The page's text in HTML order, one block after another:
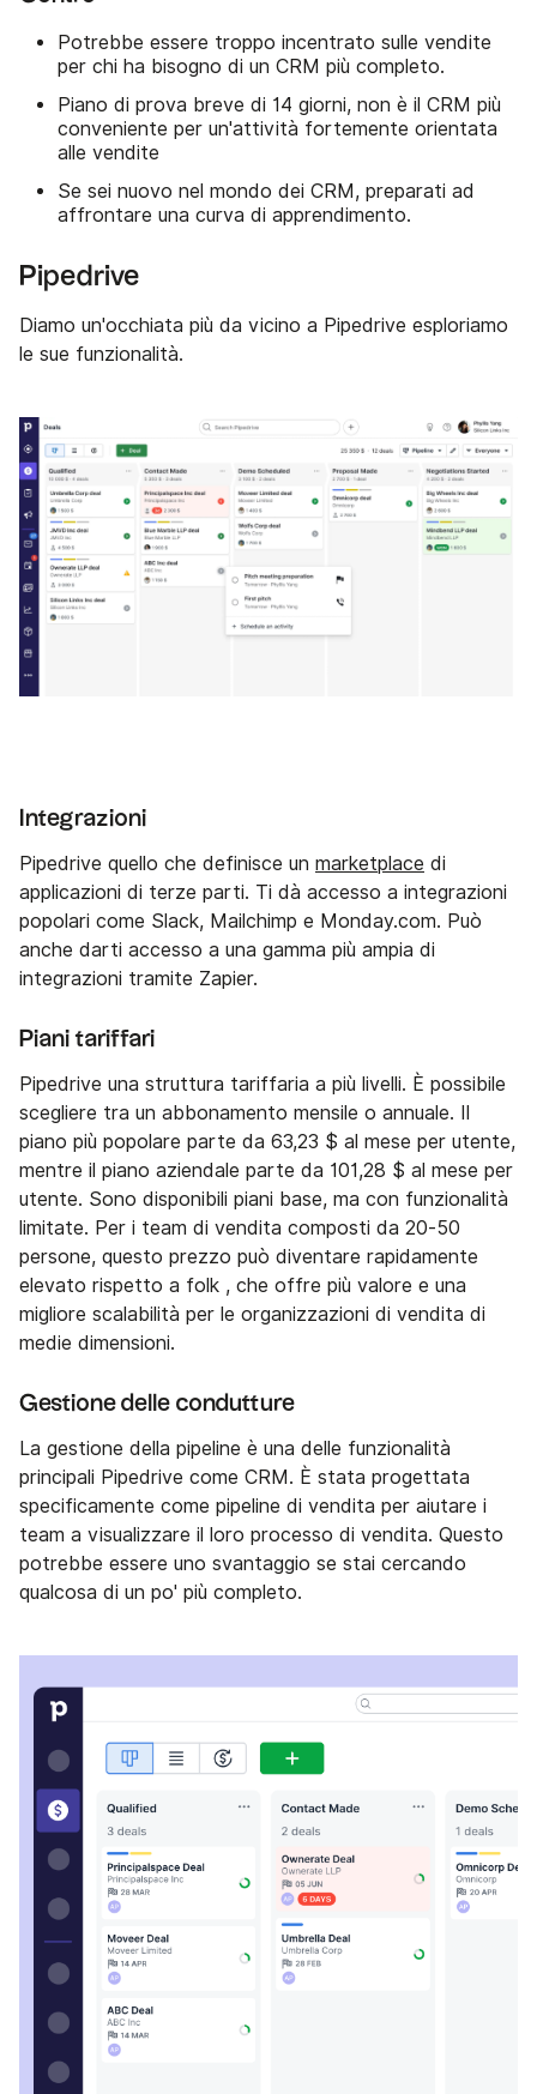
Potrebbe essere troppo incentrato sulle vendite
per chi ha bisogno di un CRM più completo.
Piano di prova breve di 14 giorni, non è il CRM più
conveniente per un'attività fortemente orientata
alle vendite
Se sei nuovo nel mondo dei CRM, preparati ad
affrontare una curva di apprendimento.
Pipedrive
Diamo un'occhiata più da vicino a Pipedrive esploriamo
le sue funzionalità.
Integrazioni
Pipedrive quello che definisce un marketplace di
applicazioni di terze parti. Ti dà accesso a integrazioni
popolari come Slack, Mailchimp e Monday.com. Può
anche darti accesso a una gamma più ampia di
integrazioni tramite Zapier.
Piani tariffari
Pipedrive una struttura tariffaria a più livelli. È possibile
scegliere tra un abbonamento mensile o annuale. Il
piano più popolare parte da 63,23 $ al mese per utente,
mentre il piano aziendale parte da 101,28 $ al mese per
utente. Sono disponibili piani base, ma con funzionalità
limitate. Per i team di vendita composti da 20-50
persone, questo prezzo può diventare rapidamente
elevato rispetto a folk , che offre più valore e una
migliore scalabilità per le organizzazioni di vendita di
medie dimensioni.
Gestione delle condutture
La gestione della pipeline è una delle funzionalità
principali Pipedrive come CRM. È stata progettata
specificamente come pipeline di vendita per aiutare i
team a visualizzare il loro processo di vendita. Questo
potrebbe essere uno svantaggio se stai cercando
qualcosa di un po' più completo.